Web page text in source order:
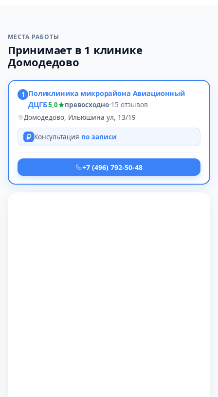
МЕСТА РАБОТЫ
Принимает в 1 клинике
Домодедово
1 Поликлиника микрорайона Авиационный
ДЦГБ5,0 превосходно·15 отзывов
Домодедово, Ильюшина ул, 13/19
Консультация по записи
+7 (496) 792-50-48